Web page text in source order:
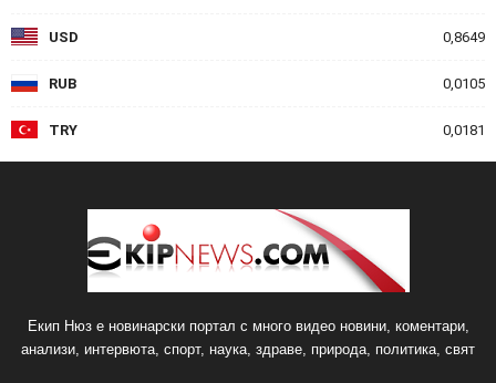
USD 0,8649
RUB 0,0105
TRY 0,0181
Екип Нюз е новинарски портал с много видео новини, коментари,
анализи, интервюта, спорт, наука, здраве, природа, политика, свят